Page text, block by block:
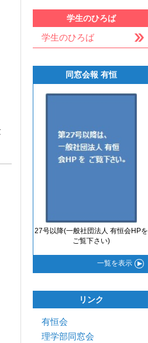
学生のひろば
学生のひろば
同窓会報 有恒
27号以降(一般社団法人 有恒会HPを
ご覧下さい)
一覧を表示
リンク
有恒会
理学部同窓会